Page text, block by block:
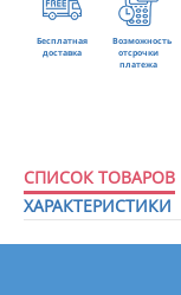
Бесплатная
доставка
Возможность
отсрочки
платежа
СПИСОК ТОВАРОВ
ХАРАКТЕРИСТИКИ